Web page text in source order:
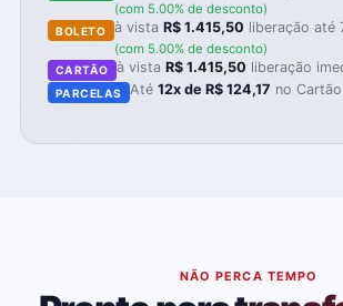
(com 5.00% de desconto)
BOLETO à vistaR$ 1.415,50 liberação até
(com 5.00% de desconto)
CARTÃO à vista R$ 1.415,50 liberação
PARCELAS Até12x de R$ 124,17 no
NÃO PERCA TEMPO